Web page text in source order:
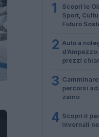
1
Scopri le
Sport,
Futuro
2 Auto a
prezzi
3 percorsi
zaino
4 Scopri il
invernali